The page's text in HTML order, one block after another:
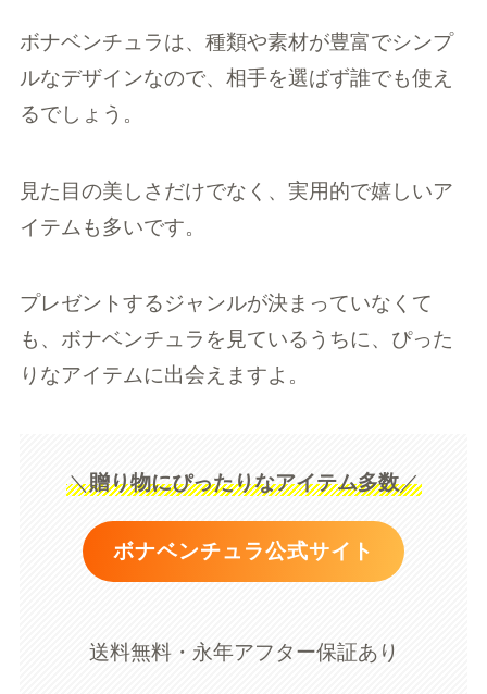
ボナベンチュラは、種類や素材が豊富でシンプ
ルなデザインなので、相手を選ばず誰でも使え
るでしょう。
見た目の美しさだけでなく、実用的で嬉しいア
イテムも多いです。
プレゼントするジャンルが決まっていなくて
も、ボナベンチュラを見ているうちに、ぴった
りなアイテムに出会えますよ。
＼贈り物にぴったりなアイテム多数／
ボナベンチュラ公式サイト
送料無料・永年アフター保証あり